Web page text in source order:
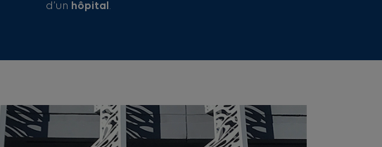
d’un hôpital .